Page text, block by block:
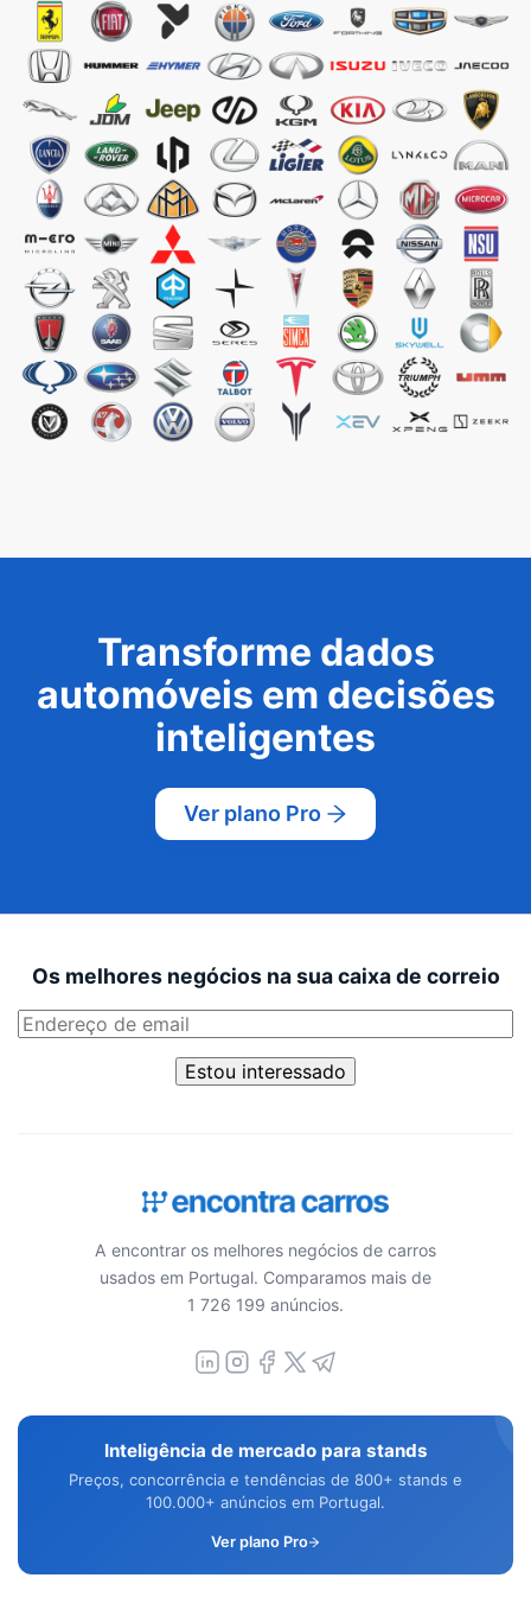
Transforme dados
automóveis em decisões
inteligentes
Ver plano Pro
Os melhores negócios na sua caixa de correio
Estou interessado
A encontrar os melhores negócios de carros
usados em Portugal. Comparamos mais de
1 726 199 anúncios.
Inteligência de mercado para stands
Preços, concorrência e tendências de 800+ stands e
100.000+ anúncios em Portugal.
Ver plano Pro